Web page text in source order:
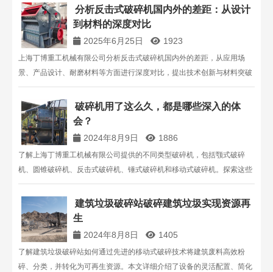
展。
分析反击式破碎机国内外的差距：从设计
到材料的深度对比
2025年6月25日 1923
上海丁博重工机械有限公司分析反击式破碎机国内外的差距，从应用场
景、产品设计、耐磨材料等方面进行深度对比，提出技术创新与材料突破
建议，助力行业提升技术水平。
破碎机用了这么久，都是哪些深入的体
会？
2024年8月9日 1886
了解上海丁博重工机械有限公司提供的不同类型破碎机，包括颚式破碎
机、圆锥破碎机、反击式破碎机、锤式破碎机和移动式破碎机。探索这些
设备的特点、适用场景以及选择指南，帮助您更好地选择合适的破碎设
备。咨询电话：13816711123。建筑垃圾破碎站破碎建筑垃圾实现资源再
生
2024年8月8日 1405
了解建筑垃圾破碎站如何通过先进的移动式破碎技术将建筑废料高效粉
碎、分类，并转化为可再生资源。本文详细介绍了设备的灵活配置、简化